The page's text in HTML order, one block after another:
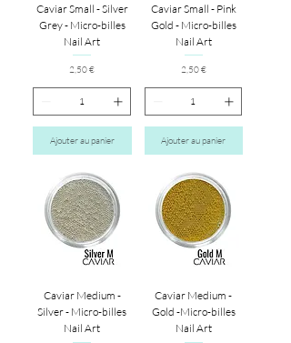
Caviar Small - Silver
Grey - Micro-billes
Nail Art
Prix
2,50 €
Ajouter au panier
Caviar Small - Pink
Gold - Micro-billes
Nail Art
Prix
2,50 €
Ajouter au panier
Caviar Medium -
Silver - Micro-billes
Nail Art
Caviar Medium -
Gold -Micro-billes
Nail Art